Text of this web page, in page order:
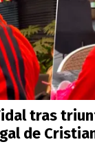
tras
de